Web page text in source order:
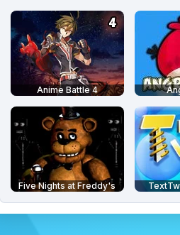
Anime Battle 4
Five Nights at Freddy's